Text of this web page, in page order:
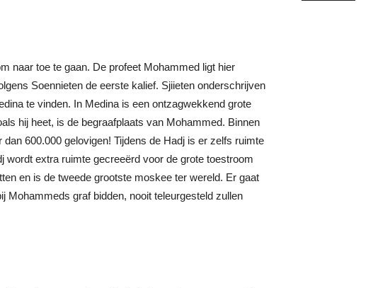
naar toe te gaan. De profeet Mohammed ligt hier
Soennieten de eerste kalief. Sjiieten onderschrijven
te vinden. In Medina is een ontzagwekkend grote
hij heet, is de begraafplaats van Mohammed. Binnen
600.000 gelovigen! Tijdens de Hadj is er zelfs ruimte
wordt extra ruimte gecreeërd voor de grote toestroom
en is de tweede grootste moskee ter wereld. Er gaat
Mohammeds graf bidden, nooit teleurgesteld zullen